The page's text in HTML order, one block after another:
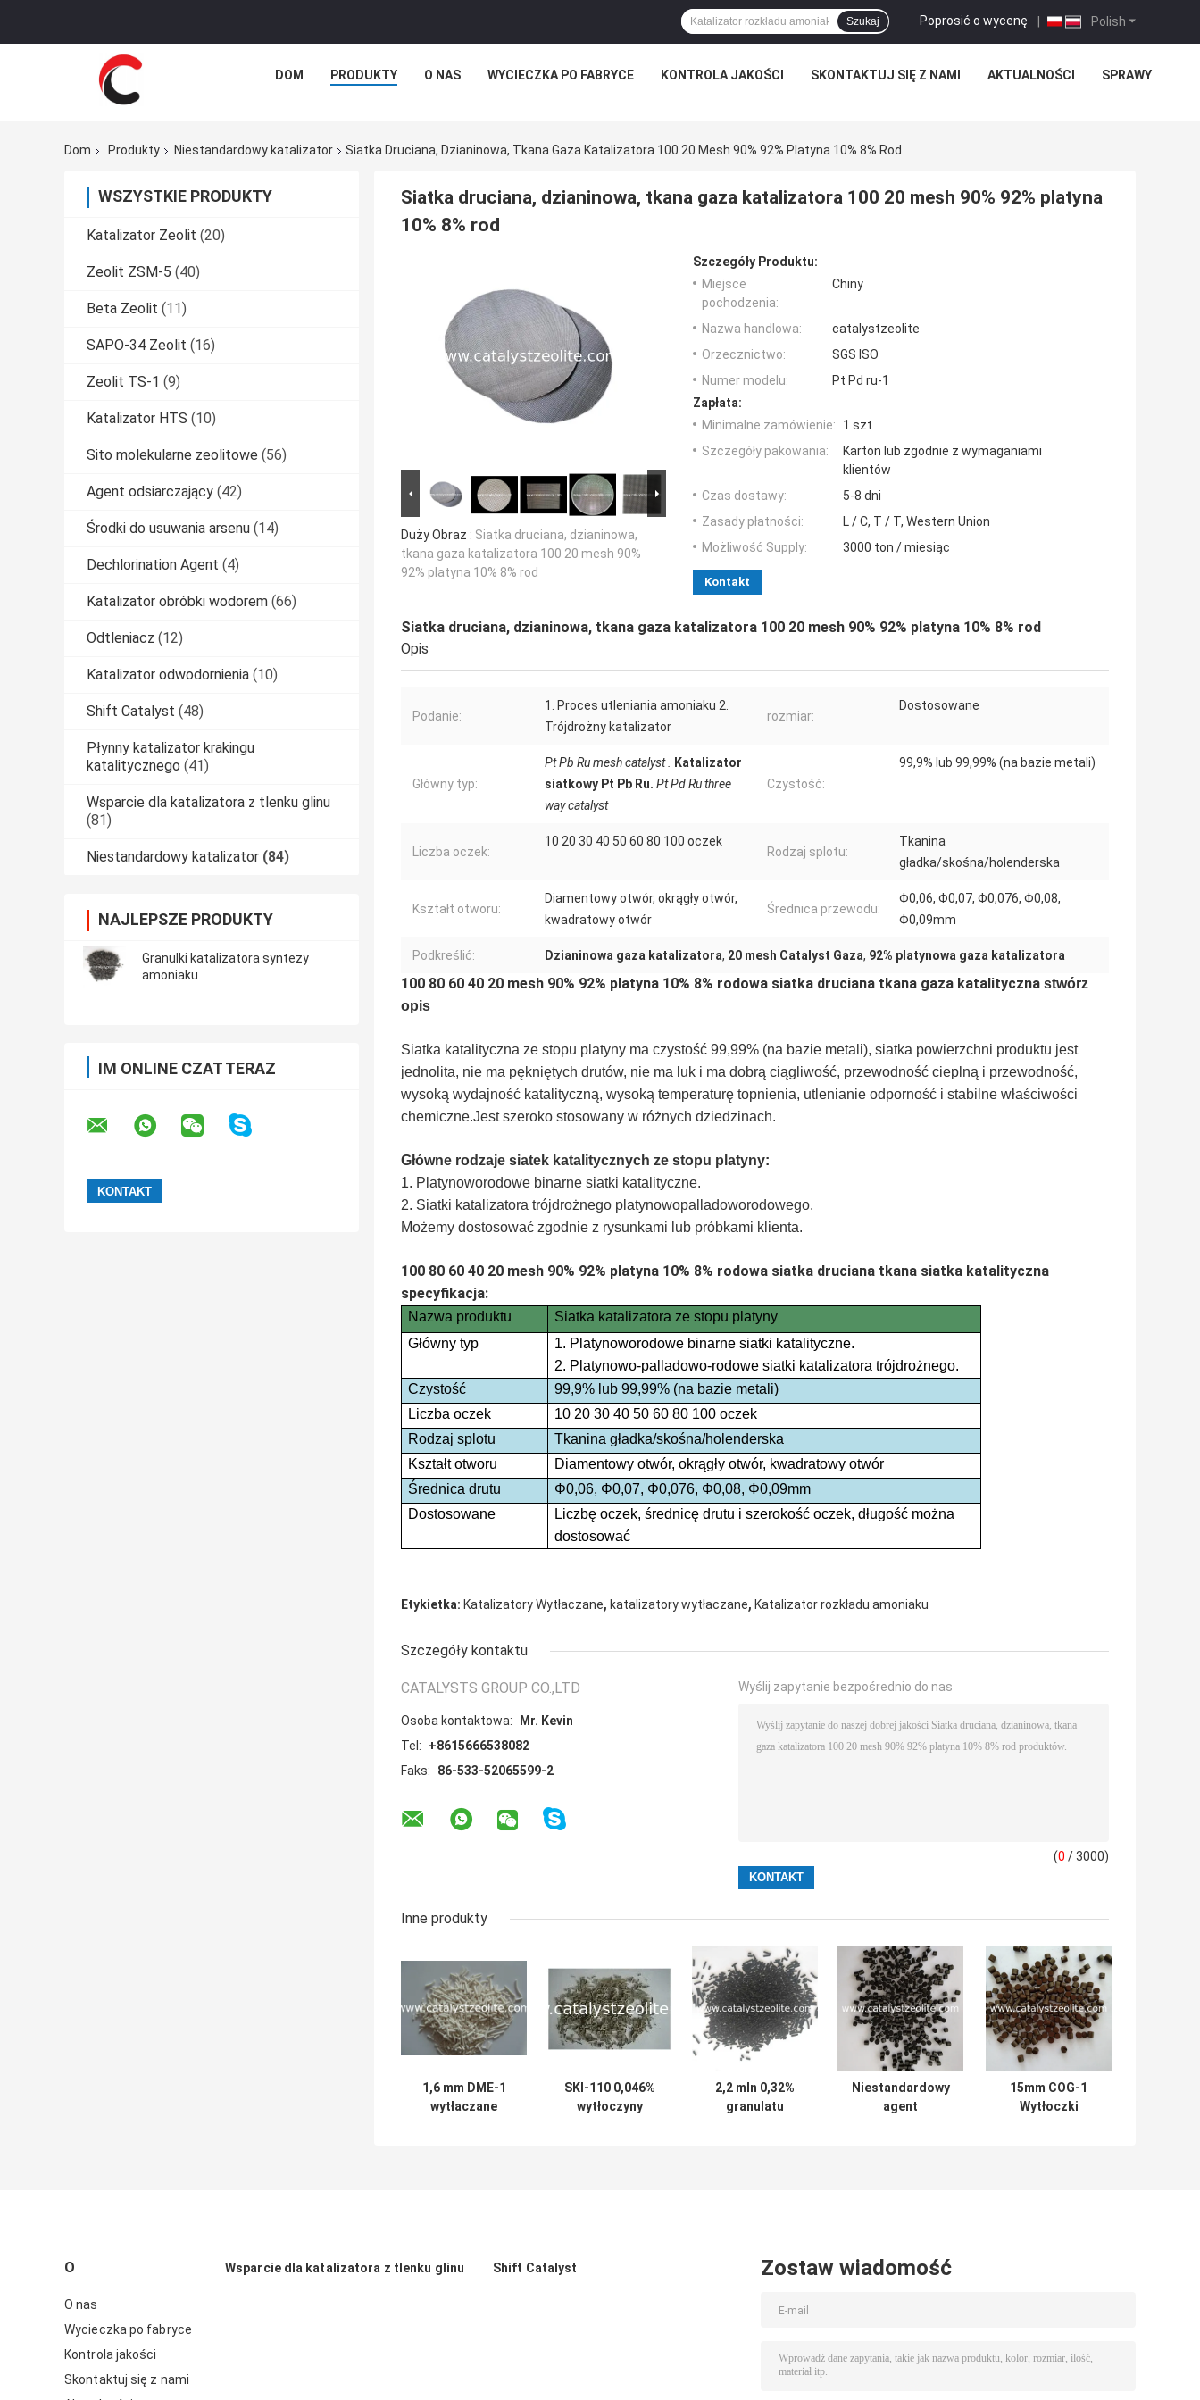
Polish
Poprosić o wycenę |
Szukaj
DOM PRODUKTY O NAS WYCIECZKA PO FABRYCE KONTROLA JAKOŚCI SKONTAKTUJ SIĘ Z NAMI AKTUALNOŚCI SPRAWY
Dom Produkty Niestandardowy katalizator Siatka Druciana, Dzianinowa, Tkana Gaza Katalizatora 100 20 Mesh 90% 92% Platyna 10% 8% Rod
WSZYSTKIE PRODUKTY
Katalizator Zeolit (20)
Zeolit ​​ZSM-5 (40)
Beta Zeolit (11)
SAPO-34 Zeolit (16)
Zeolit ​​TS-1 (9)
Katalizator HTS (10)
Sito molekularne zeolitowe (56)
Agent odsiarczający (42)
Środki do usuwania arsenu (14)
Dechlorination Agent (4)
Katalizator obróbki wodorem (66)
Odtleniacz (12)
Katalizator odwodornienia (10)
Shift Catalyst (48)
Płynny katalizator krakingu
katalitycznego (41)
Wsparcie dla katalizatora z tlenku glinu
(81)
Niestandardowy katalizator (84)
NAJLEPSZE PRODUKTY
Granulki katalizatora syntezy
amoniaku
IM ONLINE CZAT TERAZ
Siatka druciana, dzianinowa, tkana gaza katalizatora 100 20 mesh 90% 92% platyna
10% 8% rod
Duży Obraz : Siatka druciana, dzianinowa,
tkana gaza katalizatora 100 20 mesh 90%
92% platyna 10% 8% rod
Szczegóły Produktu:
Miejsce
pochodzenia:
Chiny
Nazwa handlowa:
catalystzeolite
Orzecznictwo:
SGS ISO
Numer modelu:
Pt Pd ru-1
Zapłata:
Minimalne zamówienie:
1 szt
Szczegóły pakowania:
Karton lub zgodnie z wymaganiami
klientów
Czas dostawy:
5-8 dni
Zasady płatności:
L / C, T / T, Western Union
Możliwość Supply:
3000 ton / miesiąc
Kontakt
Siatka druciana, dzianinowa, tkana gaza katalizatora 100 20 mesh 90% 92% platyna 10% 8% rod
Opis
Podanie:
1. Proces utleniania amoniaku 2.
Trójdrożny katalizator
rozmiar:
Dostosowane
Główny typ:
Pt Pb Ru mesh catalyst . Katalizator
siatkowy Pt Pb Ru. Pt Pd Ru three
way catalyst
Czystość:
99,9% lub 99,99% (na bazie metali)
Liczba oczek:
10 20 30 40 50 60 80 100 oczek
Rodzaj splotu:
Tkanina
gładka/skośna/holenderska
Kształt otworu:
Diamentowy otwór, okrągły otwór,
kwadratowy otwór
Średnica przewodu:
Φ0,06, Φ0,07, Φ0,076, Φ0,08,
Φ0,09mm
Podkreślić: Dzianinowa gaza katalizatora, 20 mesh Catalyst Gaza, 92% platynowa gaza katalizatora
100 80 60 40 20 mesh 90% 92% platyna 10% 8% rodowa siatka druciana tkana gaza katalityczna stwórz
opis
Siatka katalityczna ze stopu platyny ma czystość 99,99% (na bazie metali), siatka powierzchni produktu jest
jednolita, nie ma pękniętych drutów, nie ma luk i ma dobrą ciągliwość, przewodność cieplną i przewodność,
wysoką wydajność katalityczną, wysoką temperaturę topnienia, utlenianie odporność i stabilne właściwości
chemiczne.Jest szeroko stosowany w różnych dziedzinach.
Główne rodzaje siatek katalitycznych ze stopu platyny:
1. Platynoworodowe binarne siatki katalityczne.
2. Siatki katalizatora trójdrożnego platynowopalladoworodowego.
Możemy dostosować zgodnie z rysunkami lub próbkami klienta.
100 80 60 40 20 mesh 90% 92% platyna 10% 8% rodowa siatka druciana tkana siatka katalityczna
specyfikacja:
Nazwa produktu
Siatka katalizatora ze stopu platyny
Główny typ
1. Platynoworodowe binarne siatki katalityczne.
2. Platynowo-palladowo-rodowe siatki katalizatora trójdrożnego.
Czystość
99,9% lub 99,99% (na bazie metali)
Liczba oczek
10 20 30 40 50 60 80 100 oczek
Rodzaj splotu
Tkanina gładka/skośna/holenderska
Kształt otworu
Diamentowy otwór, okrągły otwór, kwadratowy otwór
Średnica drutu
Φ0,06, Φ0,07, Φ0,076, Φ0,08, Φ0,09mm
Dostosowane
Liczbę oczek, średnicę drutu i szerokość oczek, długość można
dostosować
Etykietka: Katalizatory Wytłaczane, katalizatory wytłaczane, Katalizator rozkładu amoniaku
Szczegóły kontaktu
CATALYSTS GROUP CO.,LTD
Osoba kontaktowa:
Mr. Kevin
Tel:
+8615666538082
Faks:
86-533-52065599-2
Wyślij zapytanie bezpośrednio do nas
(0 / 3000)
Inne produkty
1,6 mm DME-1
wytłaczane
SKI-110 0,046%
wytłoczyny
2,2 mln 0,32%
granulatu
Niestandardowy
agent
15mm COG-1
Wytłoczki
O
O nas
Wycieczka po fabryce
Kontrola jakości
Skontaktuj się z nami
Wsparcie dla katalizatora z tlenku glinu Shift Catalyst Zostaw wiadomość